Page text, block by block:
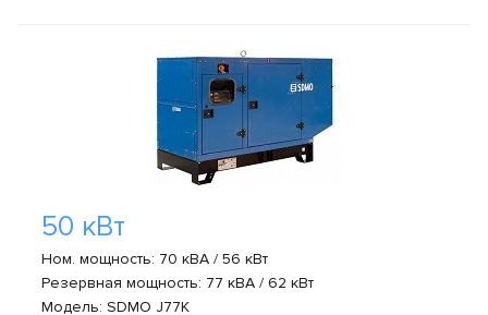
50 кВт
Ном. мощность: 70 кВА / 56 кВт
Резервная мощность: 77 кВА / 62 кВт
Модель: SDMO J77K